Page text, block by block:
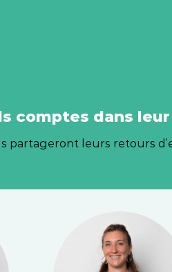
comptes dans
partageront leurs retours